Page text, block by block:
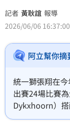
記者 黃耿誼 報導
2026/06/06 16:37:00
阿立幫你
統一獅張翔在
出賽24場比賽
Dykxhoorn）
的洋將，張翔